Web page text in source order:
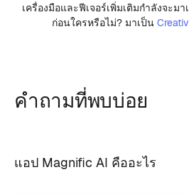
เครื่องมือและฟีเจอร์เพิ่มเติมกำลังจะม
ก่อนใครหรือไม่? มาเป็น
คำถามที่พบบ่อย
แอป Magnific AI คืออะไร